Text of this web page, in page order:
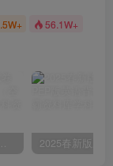
56.1W+
2024年高考数学试卷（文）（全国甲卷）（空白卷）